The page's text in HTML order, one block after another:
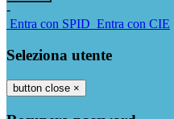
-
Entra con SPID Entra con CIE
Seleziona utente
button close ×